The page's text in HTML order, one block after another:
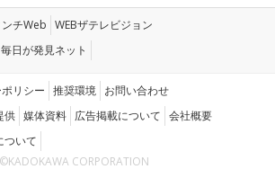
チWeb WEBザテレビジョン
毎日が発見ネット
リシー 推奨環境 お問い合わせ
供 媒体資料 広告掲載について 会社概要
ついて
©KADOKAWA CORPORATION